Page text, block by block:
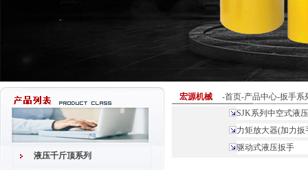
液压千斤顶系列
宏源机械 -首页-产品中心-扳手系
SJK系列中空式液
力矩放大器(加力扳
驱动式液压扳手